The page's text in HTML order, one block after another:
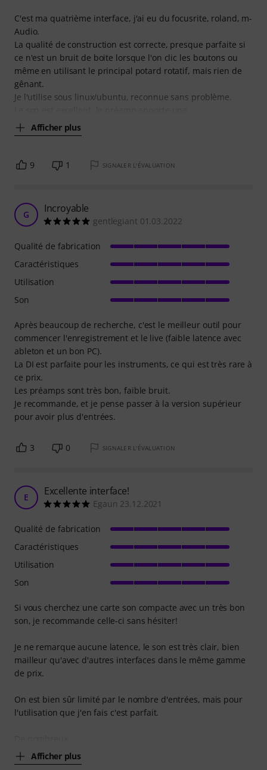
C'est ma quatrième interface, j'ai eu du focusrite, roland, m-
Audio.
La qualité de construction est correcte, presque parfaite si
ce n'est un bruit de boite lorsque l'on clic les boutons ou
même en utilisant le principal potard rotatif, mais rien de
gênant.
Je l'utilise sous linux/ubuntu, reconnue sans problème.
Afficher plus
9 1 SIGNALER L'ÉVALUATION
G Incroyable
gentlegiant 01.03.2022
Après beaucoup de recherche, c'est le meilleur outil pour
commencer l'enregistrement et le live (faible latence avec
ableton et un bon PC).
La DI est parfaite pour les instruments, ce qui est très rare à
ce prix.
Les préamps sont très bon, faible bruit.
Je recommande, et je pense passer à la version supérieur
pour avoir plus d'entrées.
Qualité de fabrication
Caractéristiques
Utilisation
Son
3 0 SIGNALER L'ÉVALUATION
E Excellente interface!
Egaun 23.12.2021
Si vous cherchez une carte son compacte avec un très bon
son, je recommande celle-ci sans hésiter!
Je ne remarque aucune latence, le son est très clair, bien
mailleur qu'avec d'autres interfaces dans le même gamme
de prix.
On est bien sûr limité par le nombre d'entrées, mais pour
l'utilisation que j'en fais c'est parfait.
Afficher plus
Qualité de fabrication
Caractéristiques
Utilisation
Son